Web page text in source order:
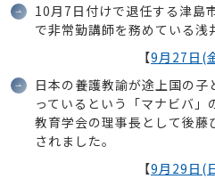
10月7日付けで退任する津島
で非常勤講師を務めている浅
【9月27日(
日本の養護教諭が途上国の
っているという「マナビバ
教育学会の理事長として後藤
されました。
【9月29日(